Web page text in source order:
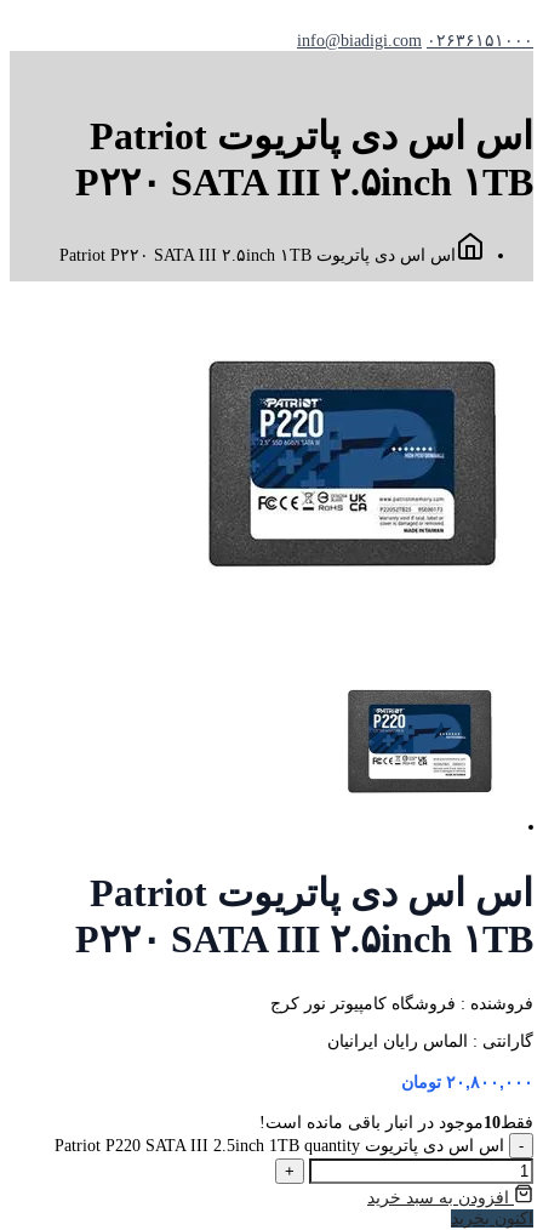
۰۲۶۳۶۱۵۱۰۰۰ info@biadigi.com
اس اس دی پاتریوت Patriot
P۲۲۰ SATA III ۲.۵inch ۱TB
اس اس دی پاتریوت Patriot P۲۲۰ SATA III ۲.۵inch ۱TB
اس اس دی پاتریوت Patriot
P۲۲۰ SATA III ۲.۵inch ۱TB
فروشنده : فروشگاه کامپیوتر نور کرج
گارانتی : الماس رایان ایرانیان
۲۰,۸۰۰,۰۰۰ تومان
فقط10موجود در انبار باقی مانده است!
-
اس اس دی پاتریوت Patriot P220 SATA III 2.5inch 1TB quantity
+
افزودن به سبد خرید
اکنون بخرید